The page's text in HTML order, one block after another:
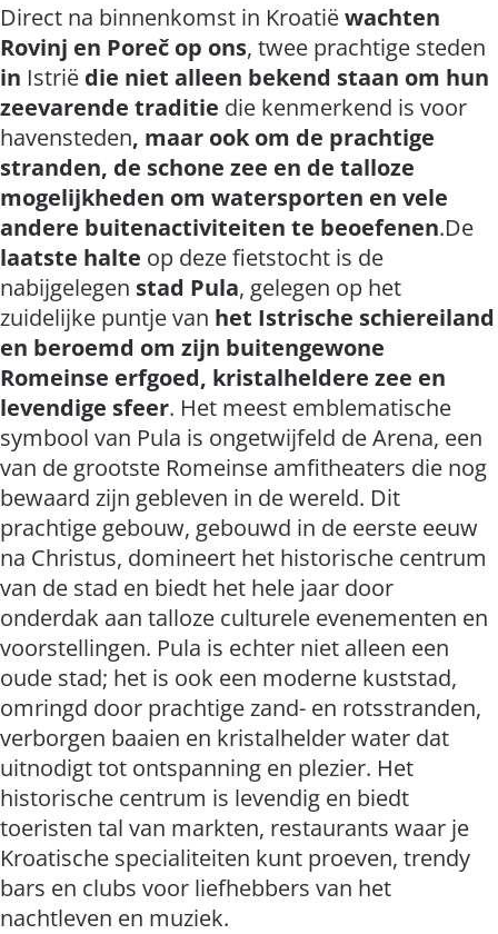
Direct na binnenkomst in Kroatiëwachten
Rovinj en Poreč op ons, twee prachtige steden
in Istrië die niet alleen bekend staan om hun
zeevarende traditie die kenmerkend is voor
havensteden, maar ook om de prachtige
stranden, de schone zee en de talloze
mogelijkheden om watersporten en vele
andere buitenactiviteiten te beoefenen.De
laatste halte op deze fietstocht is de
nabijgelegen stad Pula, gelegen op het
zuidelijke puntje van het Istrische schiereiland
en beroemd om zijn buitengewone
Romeinse erfgoed, kristalheldere zee en
levendige sfeer. Het meest emblematische
symbool van Pula is ongetwijfeld de Arena, een
van de grootste Romeinse amfitheaters die nog
bewaard zijn gebleven in de wereld. Dit
prachtige gebouw, gebouwd in de eerste eeuw
na Christus, domineert het historische centrum
van de stad en biedt het hele jaar door
onderdak aan talloze culturele evenementen en
voorstellingen. Pula is echter niet alleen een
oude stad; het is ook een moderne kuststad,
omringd door prachtige zand- en rotsstranden,
verborgen baaien en kristalhelder water dat
uitnodigt tot ontspanning en plezier. Het
historische centrum is levendig en biedt
toeristen tal van markten, restaurants waar je
Kroatische specialiteiten kunt proeven, trendy
bars en clubs voor liefhebbers van het
nachtleven en muziek.